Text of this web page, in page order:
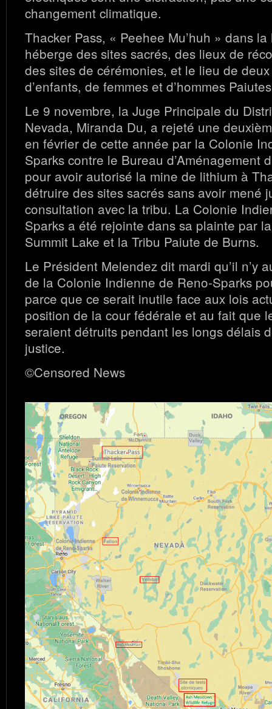
changement climatique.
Thacker Pass, « Peehee Mu’huh » dans
héberge des sites sacrés, des lieux de
des sites de cérémonies, et le lieu de
d’enfants, de femmes et d’hommes
Le 9 novembre, la Juge Principale du
Nevada, Miranda Du, a rejeté une
en février de cette année par la Colonie
Sparks contre le Bureau d’Aménagement
pour avoir autorisé la mine de lithium à
détruire des sites sacrés sans avoir mené
consultation avec la tribu. La Colonie
Sparks a été rejointe dans sa plainte par
Summit Lake et la Tribu Paiute de Burns.
Le Président Melendez dit mardi qu’il n’y
de la Colonie Indienne de Reno-Sparks
parce que ce serait inutile face aux lois
position de la cour fédérale et au fait que
seraient détruits pendant les longs délais
justice.
©Censored News